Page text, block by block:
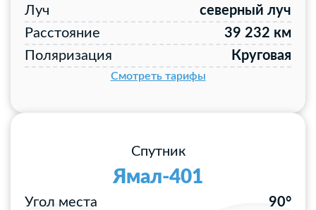
Луч
северный луч
Расстояние
39 232 км
Поляризация
Круговая
Смотреть тарифы
Спутник
Ямал-401
Угол места
90°